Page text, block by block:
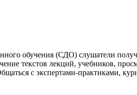
обучения (СДО) слушатели
текстов лекций, учебников,
с экспертами-практиками,